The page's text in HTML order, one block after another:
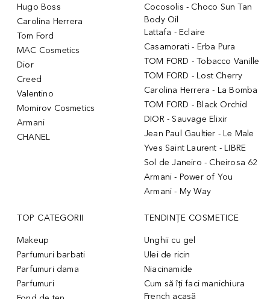
Hugo Boss
Carolina Herrera
Tom Ford
MAC Cosmetics
Dior
Creed
Valentino
Momirov Cosmetics
Armani
CHANEL
Cocosolis - Choco Sun Tan
Body Oil
Lattafa - Eclaire
Casamorati - Erba Pura
TOM FORD - Tobacco Vanille
TOM FORD - Lost Cherry
Carolina Herrera - La Bomba
TOM FORD - Black Orchid
DIOR - Sauvage Elixir
Jean Paul Gaultier - Le Male
Yves Saint Laurent - LIBRE
Sol de Janeiro - Cheirosa 62
Armani - Power of You
Armani - My Way
TOP CATEGORII
Makeup
Parfumuri barbati
Parfumuri dama
Parfumuri
TENDINȚE COSMETICE
Unghii cu gel
Ulei de ricin
Niacinamide
Cum să îți faci manichiura
French acasă